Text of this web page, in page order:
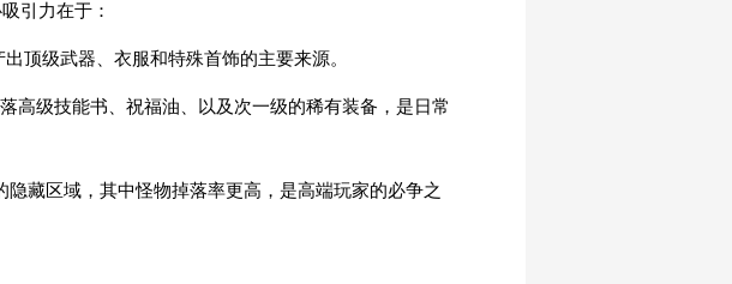
引力在于：
顶级武器、衣服和特殊首饰的主要来源。
高级技能书、祝福油、以及次一级的稀有装备，是日常
藏区域，其中怪物掉落率更高，是高端玩家的必争之